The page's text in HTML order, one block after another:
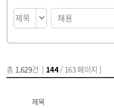
총 1,629건 [ 144/ 163 페이지 ]
제목